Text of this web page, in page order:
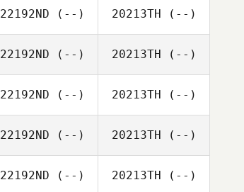
22192ND (--) 20213TH (--)
22192ND (--) 20213TH (--)
22192ND (--) 20213TH (--)
22192ND (--) 20213TH (--)
22192ND (--) 20213TH (--)